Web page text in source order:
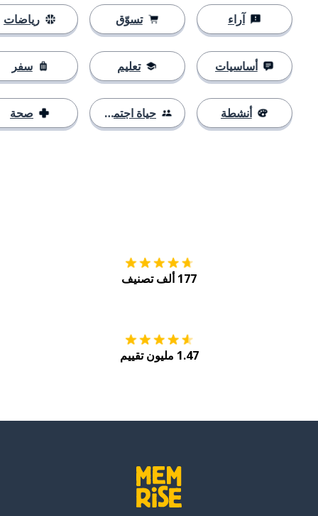
آراء
أساسيات
أنشطة
تسوّق
تعليم
حياة اجتماعية
رياضات
سفر
صحة
177 ألف تصنيف
1.47 مليون تقييم